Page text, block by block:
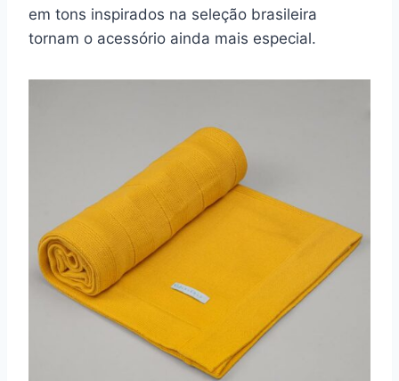
em tons inspirados na seleção brasileira
tornam o acessório ainda mais especial.